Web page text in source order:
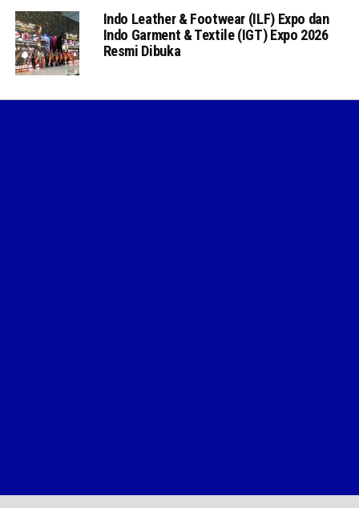
Indo Leather & Footwear (ILF) Expo dan
Indo Garment & Textile (IGT) Expo 2026
Resmi Dibuka